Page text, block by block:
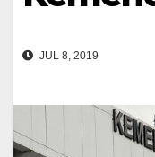
JUL 8, 2019